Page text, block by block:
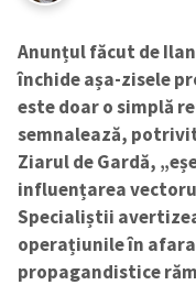
Anunțul făcut de
închide așa-zisele
este doar o simplă
semnalează,
Ziarul de Gardă,
influențarea
Specialiștii
operațiunile în
propagandistice